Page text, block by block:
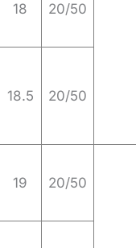
18 20/50
18.5 20/50
19 20/50